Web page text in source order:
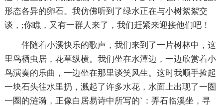
形态各异的卵石。我仿佛听到了绿水正在与小树絮絮交
谈，;你瞧，又有一群人来了，我们赶紧来迎接他们吧！
伴随着小溪快乐的歌声，我们来到了一片树林中，这
里鸟栖虫居，花草纵横。我们坐在水潭边，一边欣赏着小
鸟演奏的乐曲，一边坐在那里谈笑风生。这时我顺手捡起
一块石头往水里扔，溅起了许多水花，水面上出现了一圏
一圈的涟漪，正像白居易诗中所写的`：弄石临溪坐，寻